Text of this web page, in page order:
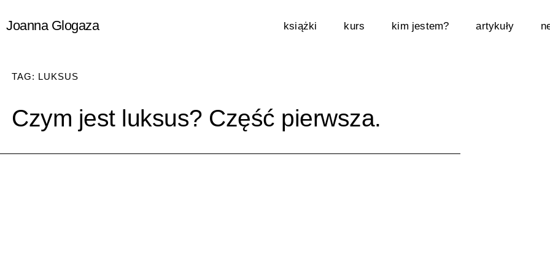
doJoanna Glogaza książki kurs kim jestem? artykuły
TAG: LUKSUS
Czym jest luksus? Część pierwsza.